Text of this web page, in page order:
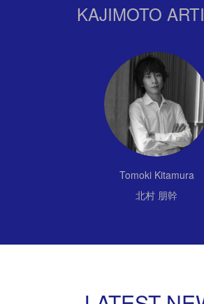
KAJIMOTO
Tomoki Kitamura
北村 朋幹